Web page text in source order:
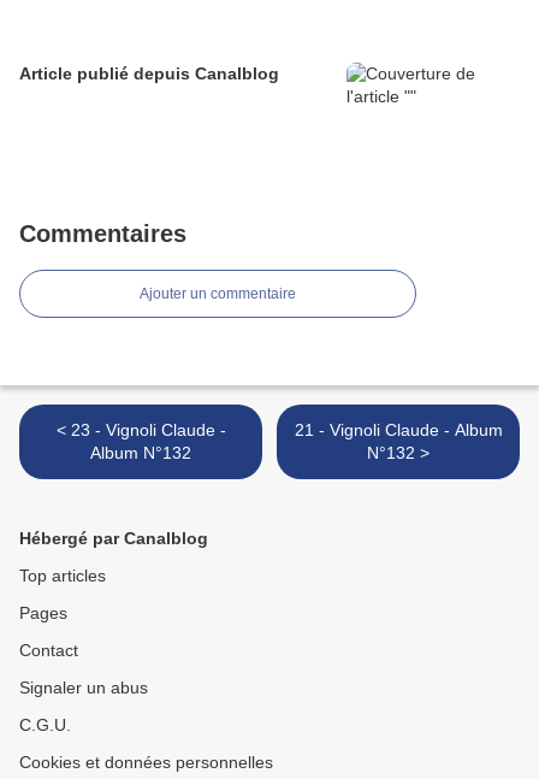
Article publié depuis Canalblog
Commentaires
Ajouter un commentaire
< 23 - Vignoli Claude -
Album N°132
21 - Vignoli Claude - Album
N°132 >
Hébergé par Canalblog
Top articles
Pages
Contact
Signaler un abus
C.G.U.
Cookies et données personnelles